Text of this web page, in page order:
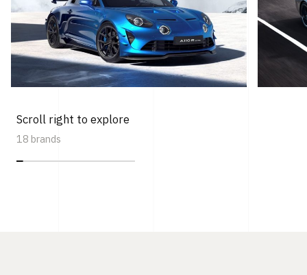
Scroll right to explore
18 brands